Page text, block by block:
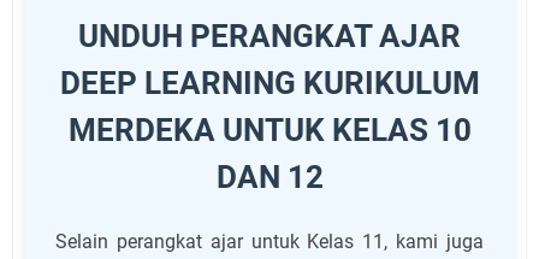
UNDUH PERANGKAT AJAR
DEEP LEARNING KURIKULUM
MERDEKA UNTUK KELAS 10
DAN 12
Selain perangkat ajar untuk Kelas 11, kami juga